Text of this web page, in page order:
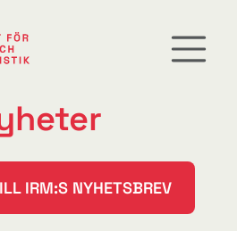
IRM:S NYHETSBREV